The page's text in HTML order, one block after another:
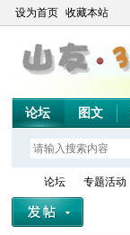
设为首页 收藏本站
论坛 图文
论坛 专题活动